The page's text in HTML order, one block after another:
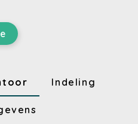
Indeling